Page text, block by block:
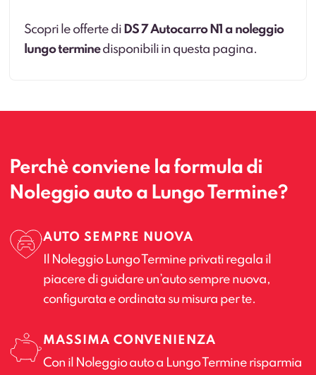
Scopri le offerte di DS 7 Autocarro N1 a noleggio
lungo terminedisponibili in questa pagina.
Perchè conviene la formula di
Noleggio auto a Lungo Termine?
AUTO SEMPRE NUOVA
Il Noleggio Lungo Termine privati regala il
piacere di guidare un’auto sempre nuova,
configurata e ordinata su misura per te.
MASSIMA CONVENIENZA
Con il Noleggio auto a Lungo Termine risparmia